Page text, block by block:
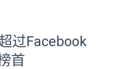
过Facebook
首